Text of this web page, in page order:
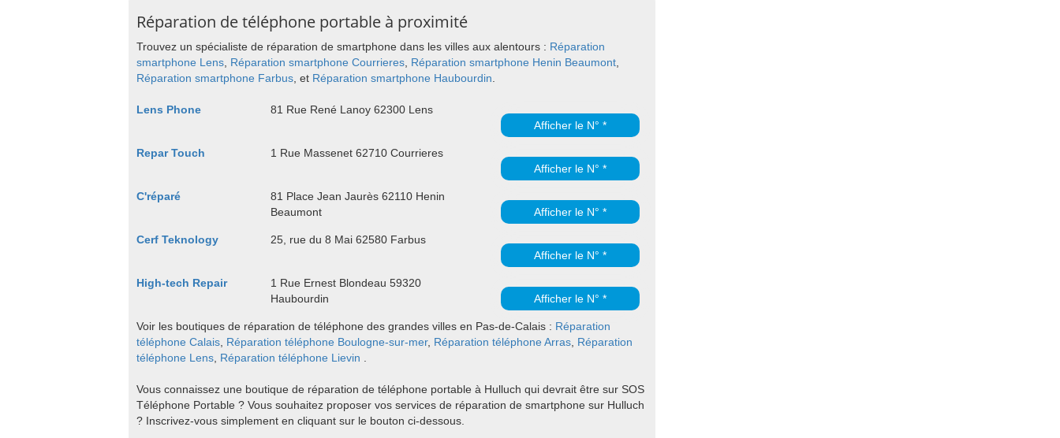
Réparation de téléphone portable à proximité
Trouvez un spécialiste de réparation de smartphone dans les villes aux alentours : Réparation
smartphone Lens Réparation smartphone Courrieres Réparation smartphone Henin Beaumont
Réparation smartphone Farbus , et Réparation smartphone Haubourdin
Lens Phone
81 Rue René Lanoy 62300 Lens
Afficher le N° *
Repar Touch
1 Rue Massenet 62710 Courrieres
Afficher le N° *
C'réparé
81 Place Jean Jaurès 62110 Henin
Beaumont
Afficher le N° *
Cerf Teknology
25, rue du 8 Mai 62580 Farbus
Afficher le N° *
High-tech Repair
1 Rue Ernest Blondeau 59320
Haubourdin
Afficher le N° *
Voir les boutiques de réparation de téléphone des grandes villes en Pas-de-Calais : Réparation
téléphone Calais Réparation téléphone Boulogne-sur-mer, Réparation téléphone Arras Réparation
téléphone Lens Réparation téléphone Lievin
Vous connaissez une boutique de réparation de téléphone portable à Hulluch qui devrait être sur SOS
Téléphone Portable ? Vous souhaitez proposer vos services de réparation de smartphone sur Hulluch
? Inscrivez-vous simplement en cliquant sur le bouton ci-dessous.